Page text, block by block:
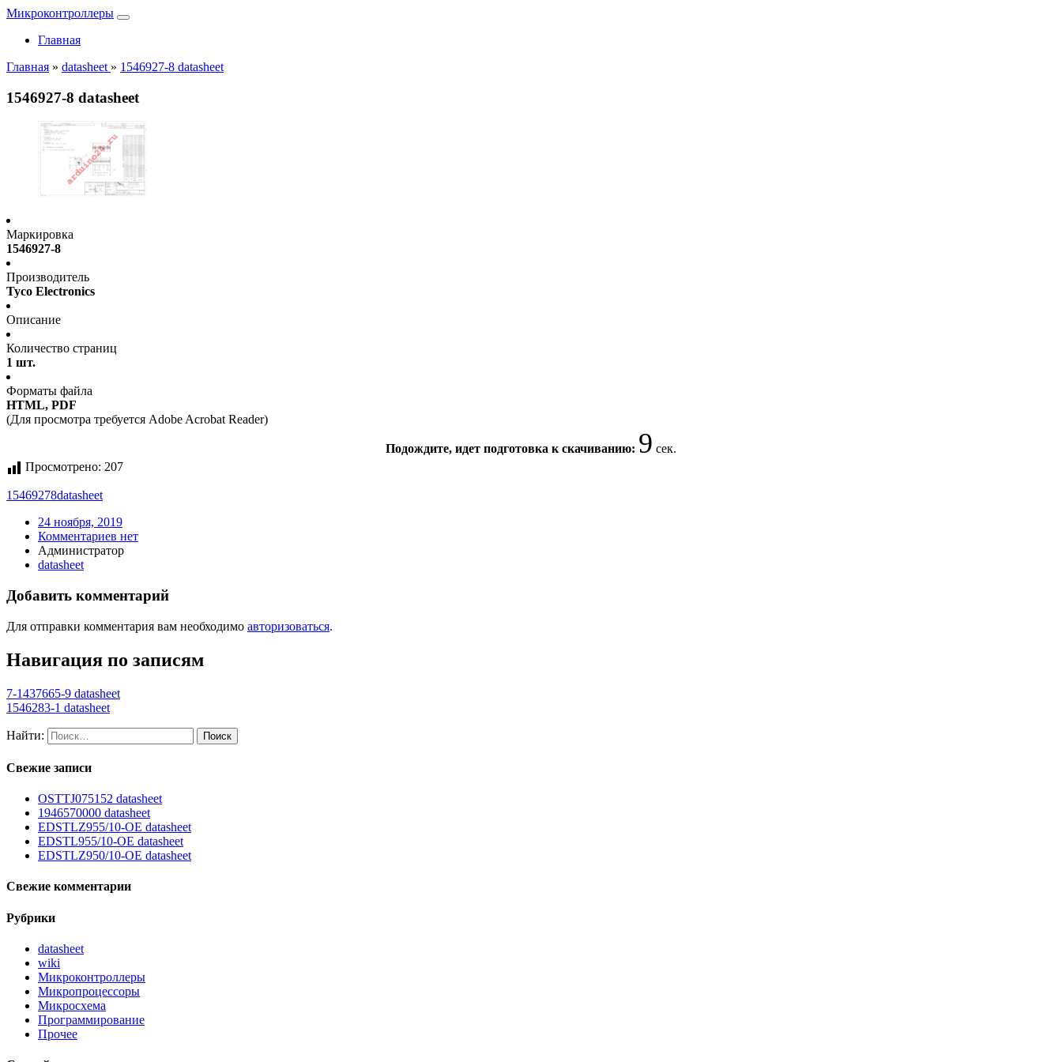
Микроконтроллеры
Главная
Главная » datasheet » 1546927-8 datasheet
1546927-8 datasheet
Маркировка
1546927-8
Производитель
Tyco Electronics
Описание
Количество страниц
1 шт.
Форматы файла
HTML, PDF
(Для просмотра требуется Adobe Acrobat Reader)
Подождите, идет подготовка к скачиванию: 9 сек.
Просмотрено: 207
15469278datasheet
24 ноября, 2019
Комментариев нет
Администратор
datasheet
Добавить комментарий
Для отправки комментария вам необходимо авторизоваться.
Навигация по записям
7-1437665-9 datasheet
1546283-1 datasheet
Найти:
Свежие записи
OSTTJ075152 datasheet
1946570000 datasheet
EDSTLZ955/10-OE datasheet
EDSTL955/10-OE datasheet
EDSTLZ950/10-OE datasheet
Свежие комментарии
Рубрики
datasheet
wiki
Микроконтроллеры
Микропроцессоры
Микросхема
Программирование
Прочее